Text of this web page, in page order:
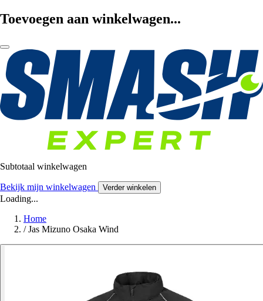
Toevoegen aan winkelwagen...
Subtotaal winkelwagen
Bekijk mijn winkelwagen Verder winkelen
Loading...
Home
/ Jas Mizuno Osaka Wind